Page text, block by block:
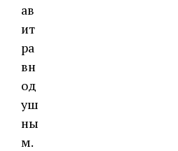
ав
ит
ра
вн
од
уш
ны
м.